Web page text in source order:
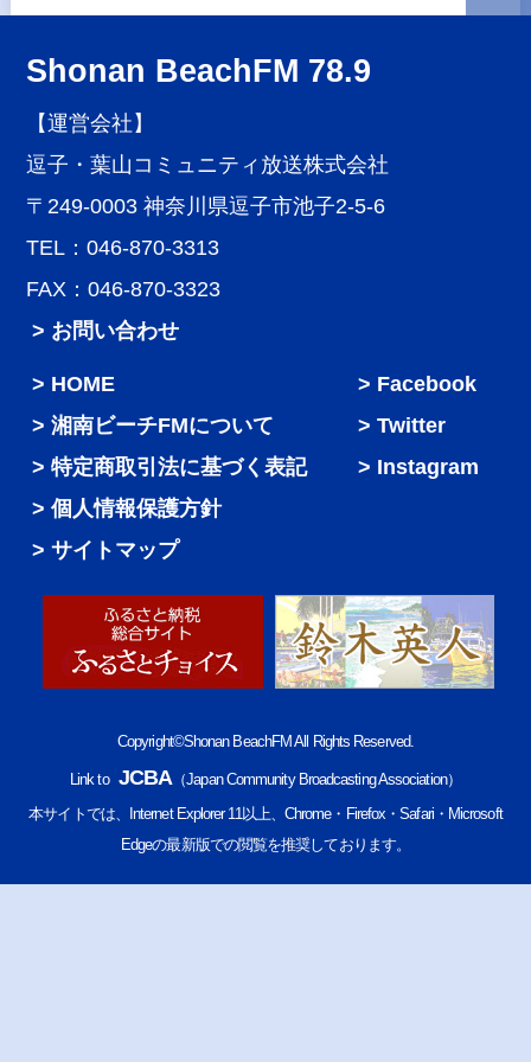
Shonan BeachFM 78.9
【運営会社】
逗子・葉山コミュニティ放送株式会社
〒249-0003 神奈川県逗子市池子2-5-6
TEL：046-870-3313
FAX：046-870-3323
> お問い合わせ
HOME
湘南ビーチFMについて
特定商取引法に基づく表記
個人情報保護方針
サイトマップ
Facebook
Twitter
Instagram
Copyright©Shonan BeachFM All Rights Reserved.
Link to JCBA（Japan Community Broadcasting Association）
本サイトでは、Internet Explorer 11以上、Chrome・Firefox・Safari・Microsoft
Edgeの最新版での閲覧を推奨しております。